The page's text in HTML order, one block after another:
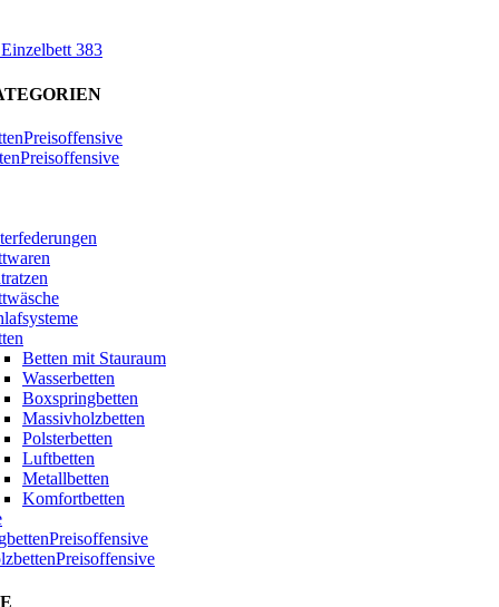
383
Betten mit Stauraum
Wasserbetten
Boxspringbetten
Massivholzbetten
Polsterbetten
Luftbetten
Metallbetten
Komfortbetten